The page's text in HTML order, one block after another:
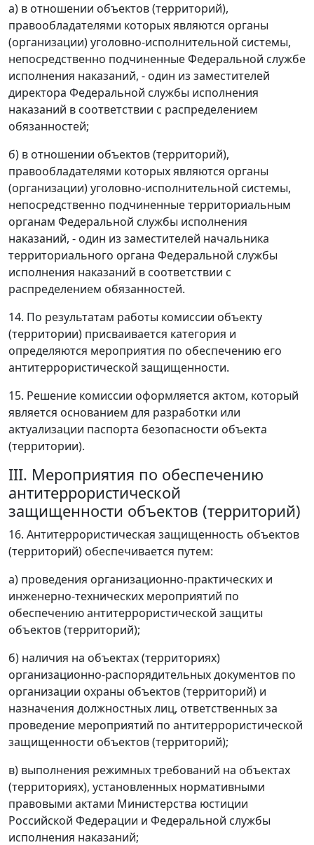
а) в отношении объектов (территорий),
правообладателями которых являются органы
(организации) уголовно-исполнительной системы,
непосредственно подчиненные Федеральной службе
исполнения наказаний, - один из заместителей
директора Федеральной службы исполнения
наказаний в соответствии с распределением
обязанностей;
б) в отношении объектов (территорий),
правообладателями которых являются органы
(организации) уголовно-исполнительной системы,
непосредственно подчиненные территориальным
органам Федеральной службы исполнения
наказаний, - один из заместителей начальника
территориального органа Федеральной службы
исполнения наказаний в соответствии с
распределением обязанностей.
14. По результатам работы комиссии объекту
(территории) присваивается категория и
определяются мероприятия по обеспечению его
антитеррористической защищенности.
15. Решение комиссии оформляется актом, который
является основанием для разработки или
актуализации паспорта безопасности объекта
(территории).
III. Мероприятия по обеспечению
антитеррористической
защищенности объектов (территорий)
16. Антитеррористическая защищенность объектов
(территорий) обеспечивается путем:
а) проведения организационно-практических и
инженерно-технических мероприятий по
обеспечению антитеррористической защиты
объектов (территорий);
б) наличия на объектах (территориях)
организационно-распорядительных документов по
организации охраны объектов (территорий) и
назначения должностных лиц, ответственных за
проведение мероприятий по антитеррористической
защищенности объектов (территорий);
в) выполнения режимных требований на объектах
(территориях), установленных нормативными
правовыми актами Министерства юстиции
Российской Федерации и Федеральной службы
исполнения наказаний;